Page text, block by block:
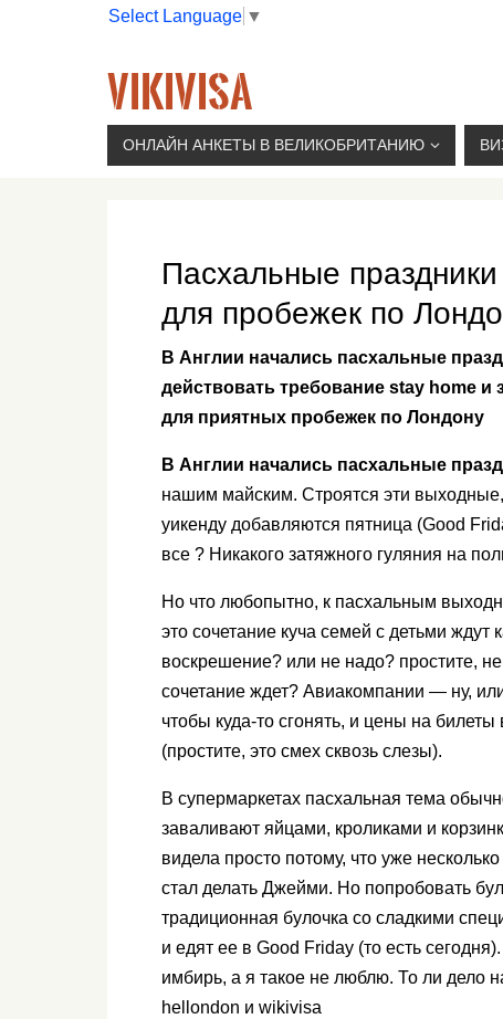
Select Language ▼
VIKIVISA
Г. МОСКВА, 2-Й СЫРОМЯТНИЧЕСКИЙ ПЕР., 11,
ОНЛАЙН АНКЕТЫ В ВЕЛИКОБРИТАНИЮ
Пасхальные
для пробежек по
В Англии начались пасхальные
действовать требование stay home
для приятных пробежек по Лондону
В Англии начались пасхальные
нашим майским. Строятся эти
уикенду добавляются пятница (Good
все ? Никакого затяжного гуляния на
Но что любопытно, к пасхальным
это сочетание куча семей с детьми
воскрешение? или не надо? простите,
сочетание ждет? Авиакомпании — ну,
чтобы куда-то сгонять, и цены на
(простите, это смех сквозь слезы).
В супермаркетах пасхальная тема
заваливают яйцами, кроликами и
видела просто потому, что уже
стал делать Джейми. Но попробовать
традиционная булочка со сладкими
и едят ее в Good Friday (то есть
имбирь, а я такое не люблю. То ли дело
hellondon и wikivisa